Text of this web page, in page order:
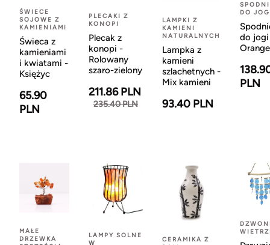
ŚWIECE
SOJOWE Z
KAMIENIAMI
Świeca z
kamieniami
i kwiatami -
Księżyc
65.90
PLN
PLECAKI Z
KONOPI
Plecak z
konopi -
Rolowany
szaro-zielony
211.86 PLN
235.40 PLN
LAMPKI Z
KAMIENI
NATURALNYCH
Lampka z
kamieni
szlachetnych -
Mix kamieni
93.40 PLN
DO
do
Orange
PLN
MAŁE
DRZEWKA
LAMPY SOLNE
W
CERAMIKA Z